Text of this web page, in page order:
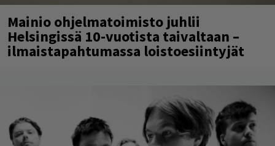
Mainio ohjelmatoimisto juhlii
Helsingissä 10-vuotista taivaltaan –
ilmaistapahtumassa loistoesiintyjät